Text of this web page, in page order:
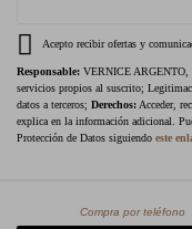
Acepto recibir ofertas y
Responsable: VERNICE ARGENTO,
servicios propios al suscrito;
datos a terceros; Derechos: Acceder,
explica en la información adicional.
Protección de Datos siguiendo este
Compra por teléfono